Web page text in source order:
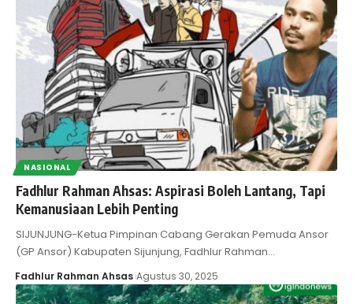
NASIONAL
Fadhlur Rahman Ahsas: Aspirasi Boleh Lantang, Tapi
Kemanusiaan Lebih Penting
SIJUNJUNG-Ketua Pimpinan Cabang Gerakan Pemuda Ansor
(GP Ansor) Kabupaten Sijunjung, Fadhlur Rahman…
Fadhlur Rahman Ahsas Agustus 30, 2025